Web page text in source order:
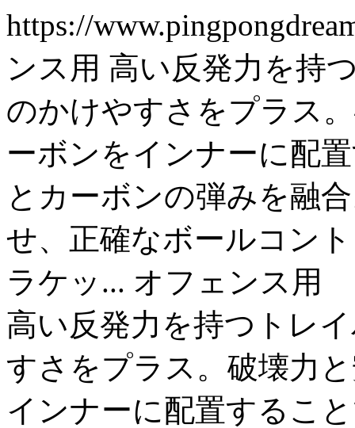
https://
ンス用 高い反発力を持
のかけやすさをプラス
ーボンをインナーに配
とカーボンの弾みを融
せ、正確なボールコン
ラケッ... オフェンス用
高い反発力を持つトレ
すさをプラス。破壊力
インナーに配置するこ